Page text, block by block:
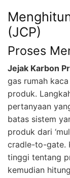
(JCP)
Proses
Jejak Karbon
gas rumah
produk.
pertanyaan
batas sistem
produk dari
cradle-to-gate.
tinggi tentang
kemudian